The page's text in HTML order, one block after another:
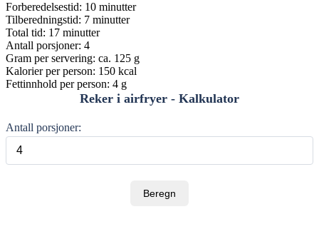
Forberedelsestid: 10 minutter
Tilberedningstid: 7 minutter
Total tid: 17 minutter
Antall porsjoner: 4
Gram per servering: ca. 125 g
Kalorier per person: 150 kcal
Fettinnhold per person: 4 g
Reker i airfryer - Kalkulator
Antall porsjoner:
Beregn